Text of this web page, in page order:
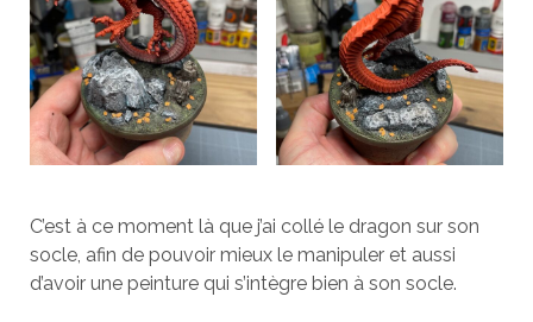
C’est à ce moment là que j’ai collé le dragon sur son
socle, afin de pouvoir mieux le manipuler et aussi
d’avoir une peinture qui s’intègre bien à son socle.